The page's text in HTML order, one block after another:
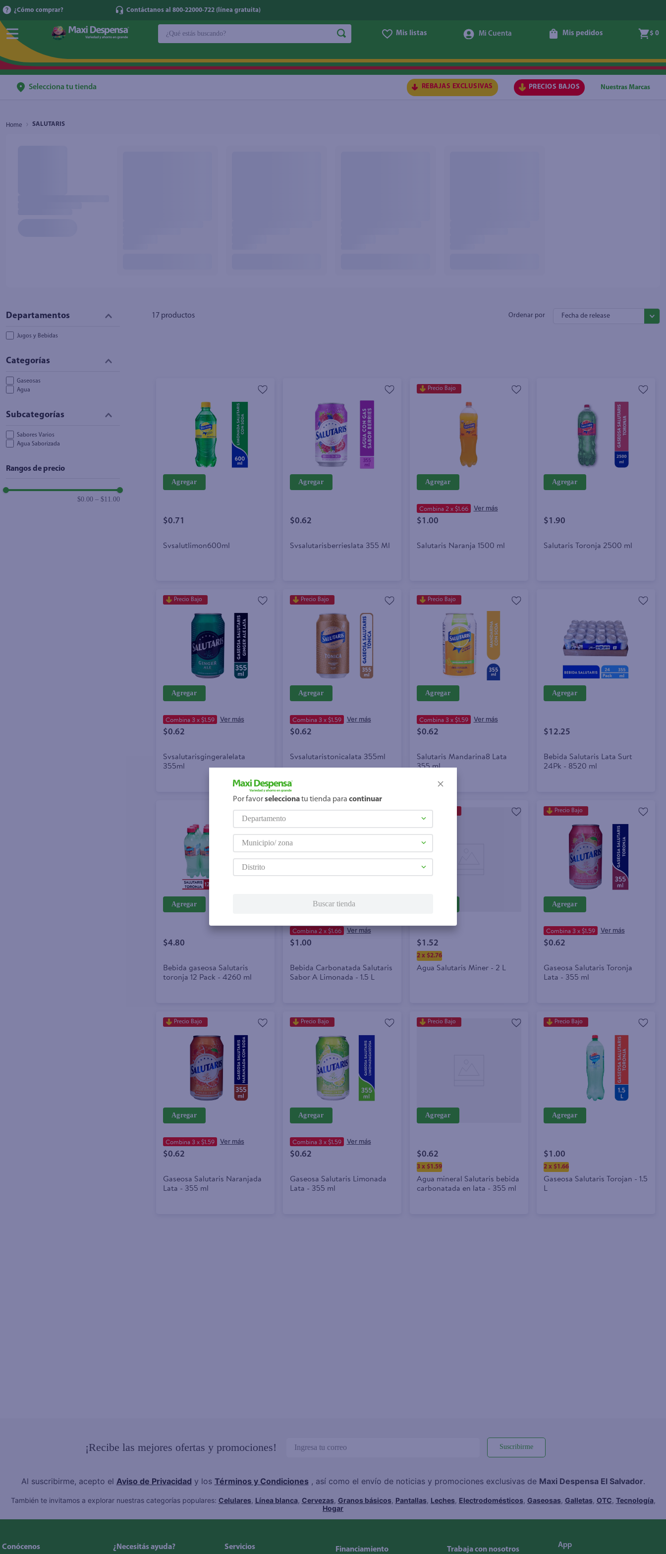
¿Cómo comprar? Contáctanos al 800-22000-722 (línea gratuita)
Mis listas Mis pedidos $ 0
Selecciona tu tienda REBAJAS EXCLUSIVAS PRECIOS BAJOS Nuestras Marcas
SALUTARIS
Jugos y Bebidas
Gaseosas
Agua
Sabores Varios
Agua Saborizada
Rangos de precio
$0.00 – $11.00
17 productos Fecha de release
Agregar
$0.71
Svsalutlimon600ml
Agregar
$0.62
Svsalutarisberrieslata 355 Ml
Agregar
$1.00
Combina 2 x $1.66
Salutaris Naranja 1500 ml
Precio Bajo
Agregar
$1.90
Salutaris Toronja 2500 ml
Agregar
$0.62
Combina 3 x $1.59
Svsalutarisgingeralelata
355ml
Precio Bajo
Agregar
$0.62
Combina 3 x $1.59
Svsalutaristonicalata 355ml
Precio Bajo
Agregar
$0.62
Combina 3 x $1.59
Salutaris Mandarina8 Lata
355 ml
Precio Bajo
Agregar
$12.25
Bebida Salutaris Lata Surt
24Pk - 8520 ml
Agregar
$4.80
Bebida gaseosa Salutaris
toronja 12 Pack - 4260 ml
Agregar
$1.00
Combina 2 x $1.66
Bebida Carbonatada Salutaris
Sabor A Limonada - 1.5 L
Precio Bajo
$1.52
2 x $2.76
Agua Salutaris Miner - 2 L
Precio Bajo
Agregar
$0.62
Combina 3 x $1.59
Gaseosa Salutaris Toronja
Lata - 355 ml
Precio Bajo
Agregar
$0.62
Combina 3 x $1.59
Gaseosa Salutaris Naranjada
Lata - 355 ml
Precio Bajo
Agregar
$0.62
Combina 3 x $1.59
Gaseosa Salutaris Limonada
Lata - 355 ml
Precio Bajo
Agregar
$0.62
3 x $1.59
Agua mineral Salutaris bebida
carbonatada en lata - 355 ml
Precio Bajo
Agregar
$1.00
2 x $1.66
Gaseosa Salutaris Torojan - 1.5
L
Precio Bajo
¡Recibe las mejores ofertas y promociones! Suscribirme
Al suscribirme, acepto el Aviso de Privacidad y los Términos y Condiciones, así como el envío de noticias y promociones exclusivas de Maxi Despensa El Salvador.
También te invitamos a explorar nuestras categorías populares: Celulares, Línea blanca, Cervezas, Granos básicos, Pantallas, Leches, Electrodomésticos, Gaseosas, Galletas, OTC, Tecnología,
Hogar
Conócenos ¿Necesitás ayuda? Servicios Financiamiento Trabaja con nosotros
App
Por favorseleccionatu tienda para continuar
Departamento
Municipio/ zona
Distrito
Buscar tienda
1.
cerveza